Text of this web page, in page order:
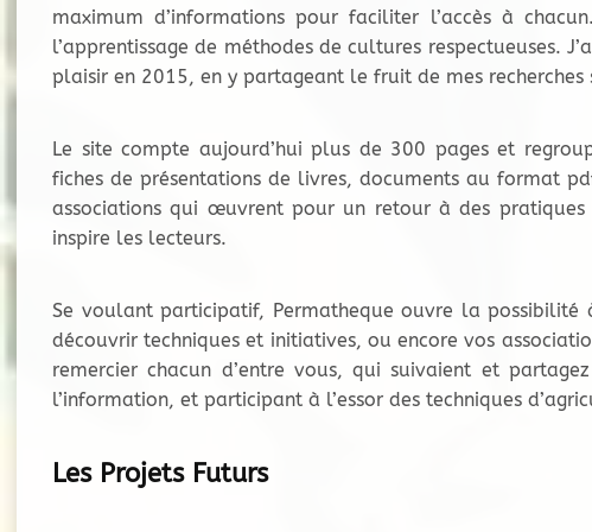
maximum d’informations pour faciliter l’accès à
l’apprentissage de méthodes de cultures respectueuses.
plaisir en 2015, en y partageant le fruit de mes
Le site compte aujourd’hui plus de 300 pages et
fiches de présentations de livres, documents au format
associations qui œuvrent pour un retour à des
inspire les lecteurs.
Se voulant participatif, Permatheque ouvre la possibilité
découvrir techniques et initiatives, ou encore vos
remercier chacun d’entre vous, qui suivaient et
l’information, et participant à l’essor des techniques
Les Projets Futurs